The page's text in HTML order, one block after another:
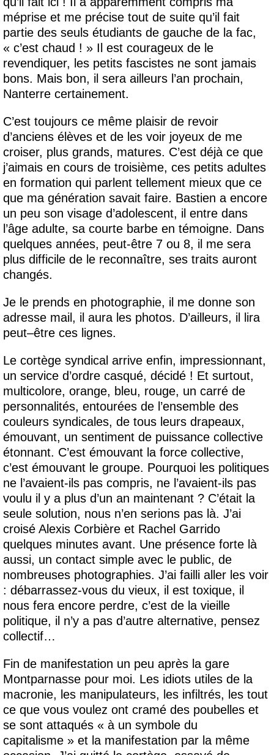
méprise et me précise tout de suite qu’il fait
partie des seuls étudiants de gauche de la fac,
« c’est chaud ! » Il est courageux de le
revendiquer, les petits fascistes ne sont jamais
bons. Mais bon, il sera ailleurs l’an prochain,
Nanterre certainement.
C’est toujours ce même plaisir de revoir
d’anciens élèves et de les voir joyeux de me
croiser, plus grands, matures. C’est déjà ce que
j’aimais en cours de troisième, ces petits adultes
en formation qui parlent tellement mieux que ce
que ma génération savait faire. Bastien a encore
un peu son visage d’adolescent, il entre dans
l’âge adulte, sa courte barbe en témoigne. Dans
quelques années, peut-être 7 ou 8, il me sera
plus difficile de le reconnaître, ses traits auront
changés.
Je le prends en photographie, il me donne son
adresse mail, il aura les photos. D’ailleurs, il lira
peut–être ces lignes.
Le cortège syndical arrive enfin, impressionnant,
un service d’ordre casqué, décidé ! Et surtout,
multicolore, orange, bleu, rouge, un carré de
personnalités, entourées de l’ensemble des
couleurs syndicales, de tous leurs drapeaux,
émouvant, un sentiment de puissance collective
étonnant. C’est émouvant la force collective,
c’est émouvant le groupe. Pourquoi les politiques
ne l’avaient-ils pas compris, ne l’avaient-ils pas
voulu il y a plus d’un an maintenant ? C’était la
seule solution, nous n’en serions pas là. J’ai
croisé Alexis Corbière et Rachel Garrido
quelques minutes avant. Une présence forte là
aussi, un contact simple avec le public, de
nombreuses photographies. J’ai failli aller les voir
: débarrassez-vous du vieux, il est toxique, il
nous fera encore perdre, c’est de la vieille
politique, il n’y a pas d’autre alternative, pensez
collectif…
Fin de manifestation un peu après la gare
Montparnasse pour moi. Les idiots utiles de la
macronie, les manipulateurs, les infiltrés, les tout
ce que vous voulez ont cramé des poubelles et
se sont attaqués « à un symbole du
capitalisme » et la manifestation par la même